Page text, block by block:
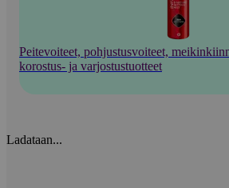
Peitevoiteet, pohjustusvoiteet,
korostus- ja varjostustuotteet
Ladataan...